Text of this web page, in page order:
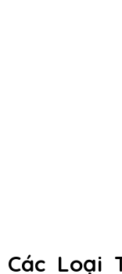
Các Loại